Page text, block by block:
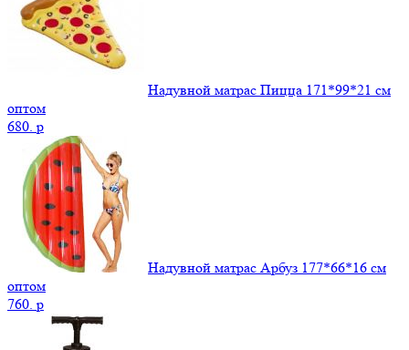
Надувной матрас Пицца 171*99*21 см
оптом
680. p
Надувной матрас Арбуз 177*66*16 см
оптом
760. p